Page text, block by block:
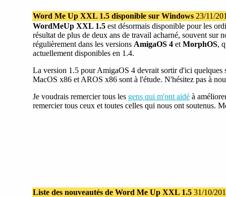
Word Me Up XXL 1.5 disponible sur Windows23/11/
WordMeUp XXL 1.5est désormais disponible pour les
résultat de plus de deux ans de travail acharné, souvent sur
régulièrement dans les versions AmigaOS 4et MorphOS,
actuellement disponibles en 1.4.
La version 1.5 pour AmigaOS 4 devrait sortir d'ici
MacOS x86 et AROS x86 sont à l'étude. N'hésitez pas à
Je voudrais remercier tous les gens qui m'ont aidéà
remercier tous ceux et toutes celles qui nous ont soutenus.
Liste des nouveautés de Word Me Up XXL 1.531/10/